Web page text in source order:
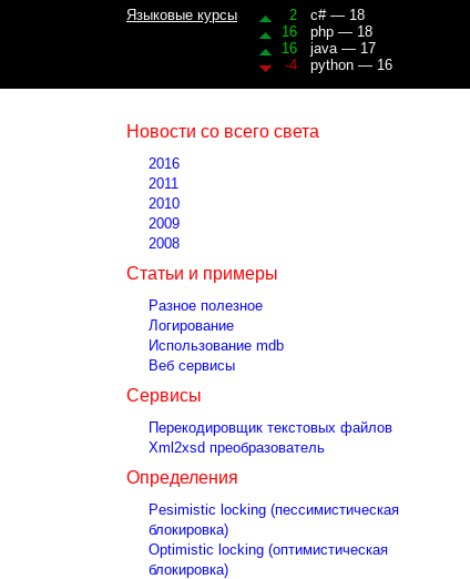
2
c# — 18
16
php — 18
16
java — 17
-4
python — 16
Языковые курсы
Новости со всего света
2016
2011
2010
2009
2008
Статьи и примеры
Разное полезное
Логирование
Использование mdb
Веб сервисы
Сервисы
Перекодировщик текстовых файлов
Xml2xsd преобразователь
Определения
Pesimistic locking (пессимистическая
блокировка)
Optimistic locking (оптимистическая
блокировка)